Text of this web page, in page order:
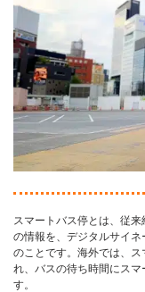
スマートバス停とは、従
の情報を、デジタルサイ
のことです。海外では、
れ、バスの待ち時間にス
す。